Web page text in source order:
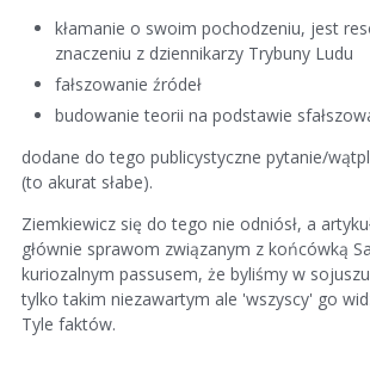
kłamanie o swoim pochodzeniu, jest
znaczeniu z dziennikarzy Trybuny Ludu
fałszowanie źródeł
budowanie teorii na podstawie
dodane do tego publicystyczne pytanie/
(to akurat słabe).
Ziemkiewicz się do tego nie odniósł, a
głównie sprawom związanym z końcówką
kuriozalnym passusem, że byliśmy w
tylko takim niezawartym ale 'wszyscy' go
Tyle faktów.